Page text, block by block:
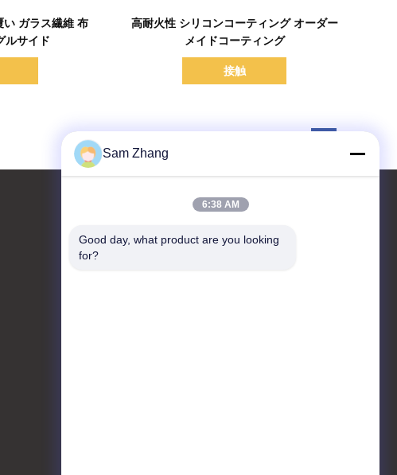
ガラス繊維 布
ルサイド
高耐火性 シリコンコーティング オーダー
メイドコーティング
接触
お問い合わせ
Sam Zhang
6:38 AM
Good day, what product are you looking
for?